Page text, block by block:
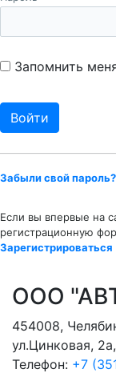
Запомнить
Забыли свой пароль?
Если вы впервые на
регистрационную
Зарегистрироваться
ООО
454008,
ул.Цинковая,
Телефон: +7